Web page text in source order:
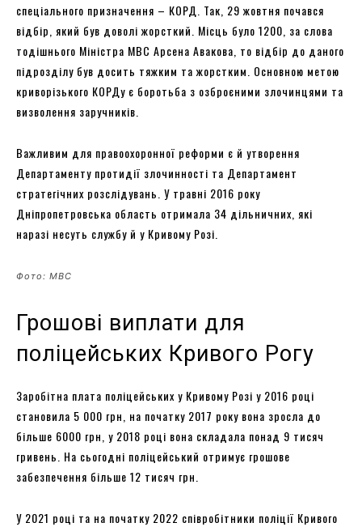
спеціального призначення – КОРД. Так, 29 жовтня почався
відбір, який був доволі жорсткий. Місць було 1200, за слова
тодішнього Міністра МВС Арсена Авакова, то відбір до даного
підрозділу був досить тяжким та жорстким. Основною метою
криворізького КОРДу є боротьба з озброєними злочинцями та
визволення заручників.
Важливим для правоохоронної реформи є й утворення
Департаменту протидії злочинності та Департамент
стратегічних розслідувань. У травні 2016 року
Дніпропетровська область отримала 34 дільничних, які
наразі несуть службу й у Кривому Розі.
Фото: МВС
Грошові виплати для
поліцейських Кривого Рогу
Заробітна плата поліцейських у Кривому Розі у 2016 році
становила 5 000 грн, на початку 2017 року вона зросла до
більше 6000 грн, у 2018 році вона складала понад 9 тисяч
гривень. На сьогодні поліцейський отримує грошове
забезпечення більше 12 тисяч грн.
У 2021 році та на початку 2022 співробітники поліції Кривого